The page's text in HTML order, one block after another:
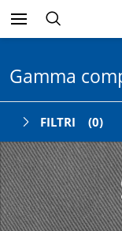
Gamma
FILTRI (0)